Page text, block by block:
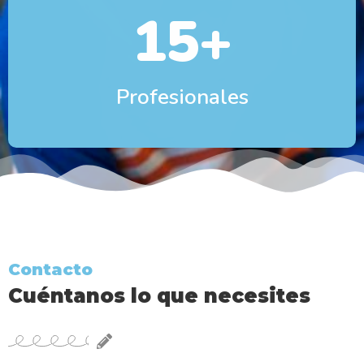
Profesionales
15+
Contacto
Cuéntanos lo que necesites